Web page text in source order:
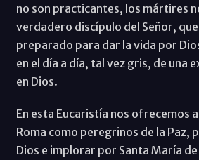
no son practicantes, los mártires
verdadero discípulo del Señor,
preparado para dar la vida por
en el día a día, tal vez gris, de una
en Dios.
En esta Eucaristía nos ofrecemos
Roma como peregrinos de la Paz,
Dios e implorar por Santa María